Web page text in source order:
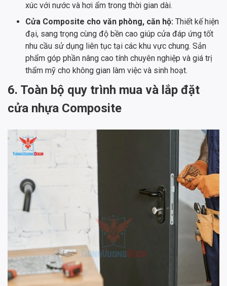
xúc với nước và hơi ẩm trong thời gian dài.
Cửa Composite cho văn phòng, căn hộ: Thiết kế hiện
đại, sang trọng cùng độ bền cao giúp cửa đáp ứng tốt
nhu cầu sử dụng liên tục tại các khu vực chung. Sản
phẩm góp phần nâng cao tính chuyên nghiệp và giá trị
thẩm mỹ cho không gian làm việc và sinh hoạt.
6. Toàn bộ quy trình mua và lắp đặt
cửa nhựa Composite